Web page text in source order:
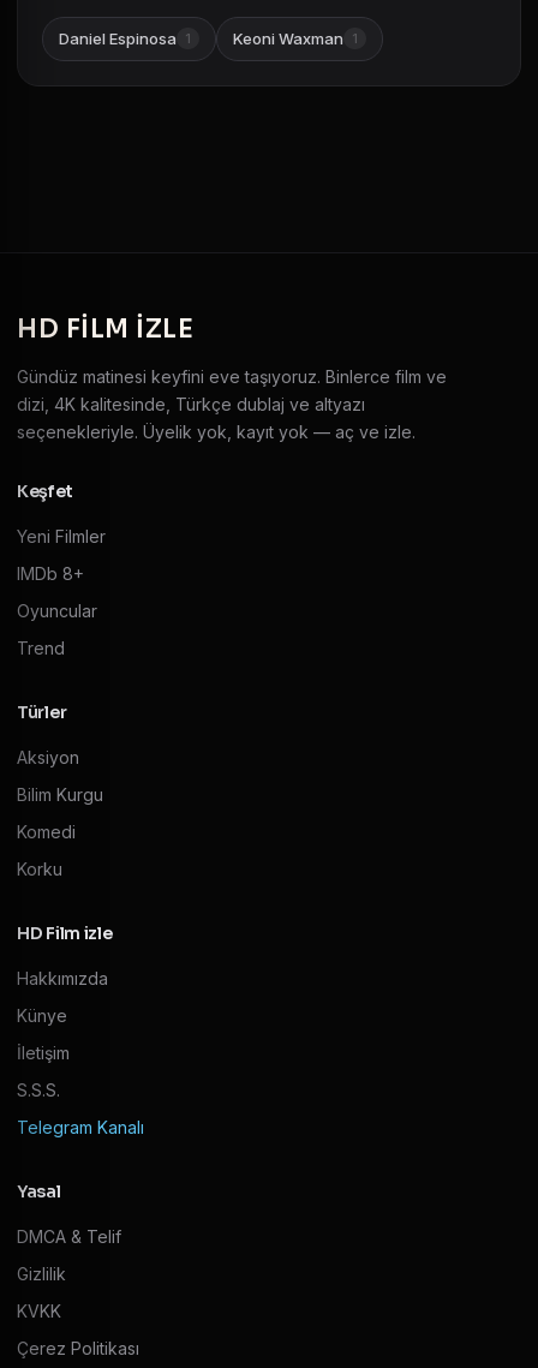
Daniel Espinosa 1 Keoni Waxman 1
HD FILM IZLE
Gündüz matinesi keyfini eve taşıyoruz. Binlerce film ve
dizi, 4K kalitesinde, Türkçe dublaj ve altyazı
seçenekleriyle. Üyelik yok, kayıt yok — aç ve izle.
Keşfet
Yeni Filmler
IMDb 8+
Oyuncular
Trend
Türler
Aksiyon
Bilim Kurgu
Komedi
Korku
HD Film izle
Hakkımızda
Künye
İletişim
S.S.S.
Telegram Kanalı
Yasal
DMCA & Telif
Gizlilik
KVKK
Çerez Politikası